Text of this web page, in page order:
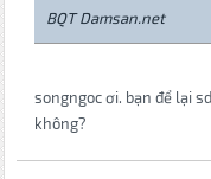
BQT Damsan.net
songngoc ơi. bạn để lại
không?